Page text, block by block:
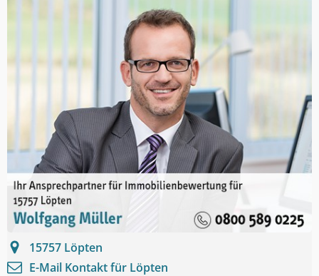
15757 Löpten
E-Mail Kontakt für Löpten